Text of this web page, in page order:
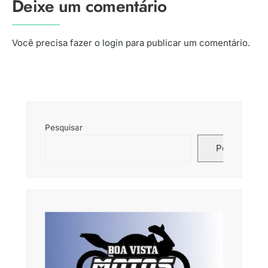
Deixe um comentário
Você precisa fazer o login para publicar um comentário.
Pesquisar
Pesquisar